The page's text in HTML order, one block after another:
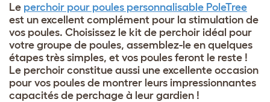
Le perchoir pour poules personnalisable PoleTree
est un excellent complément pour la stimulation de
vos poules. Choisissez le kit de perchoir idéal pour
votre groupe de poules, assemblez-le en quelques
étapes très simples, et vos poules feront le reste !
Le perchoir constitue aussi une excellente occasion
pour vos poules de montrer leurs impressionnantes
capacités de perchage à leur gardien !